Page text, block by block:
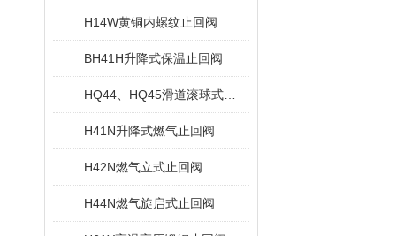
H14W黄铜内螺纹止回阀
BH41H升降式保温止回阀
H41N升降式燃气止回阀
H42N燃气立式止回阀
H44N燃气旋启式止回阀